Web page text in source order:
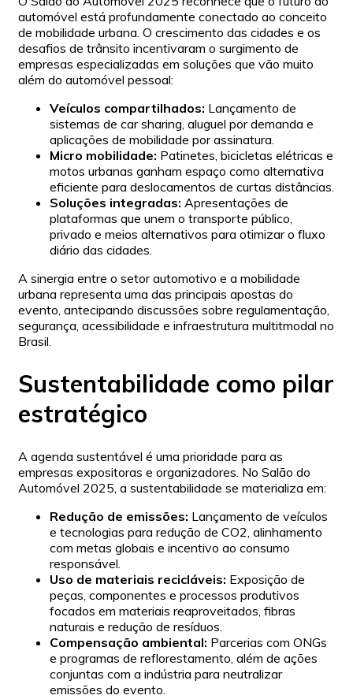
automóvel está profundamente conectado ao conceito
de mobilidade urbana. O crescimento das cidades e os
desafios de trânsito incentivaram o surgimento de
empresas especializadas em soluções que vão muito
além do automóvel pessoal:
Veículos compartilhados: Lançamento de
sistemas de car sharing, aluguel por demanda e
aplicações de mobilidade por assinatura.
Micro mobilidade: Patinetes, bicicletas elétricas e
motos urbanas ganham espaço como alternativa
eficiente para deslocamentos de curtas distâncias.
Soluções integradas: Apresentações de
plataformas que unem o transporte público,
privado e meios alternativos para otimizar o fluxo
diário das cidades.
A sinergia entre o setor automotivo e a mobilidade
urbana representa uma das principais apostas do
evento, antecipando discussões sobre regulamentação,
segurança, acessibilidade e infraestrutura multitmodal no
Brasil.
Sustentabilidade como pilar
estratégico
A agenda sustentável é uma prioridade para as
empresas expositoras e organizadores. No Salão do
Automóvel 2025, a sustentabilidade se materializa em:
Redução de emissões: Lançamento de veículos
e tecnologias para redução de CO2, alinhamento
com metas globais e incentivo ao consumo
responsável.
Uso de materiais recicláveis: Exposição de
peças, componentes e processos produtivos
focados em materiais reaproveitados, fibras
naturais e redução de resíduos.
Compensação ambiental: Parcerias com ONGs
e programas de reflorestamento, além de ações
conjuntas com a indústria para neutralizar
emissões do evento.